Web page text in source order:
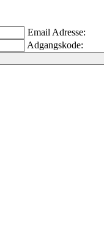
Email Adresse:
Adgangskode: